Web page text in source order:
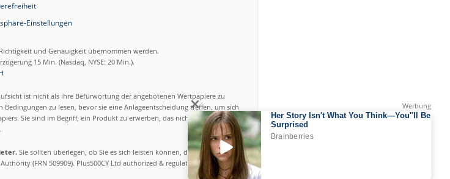
Einstellungen
und Genauigkeit übernommen werden.
15 Min. (Nasdaq, NYSE: 20 Min.).
ist nicht als ihre Befürwortung der angebotenen Wertpapiere zu
zu lesen, bevor sie eine Anlageentscheidung treffen, um sich
Sie sind im Begriff, ein Produkt zu erwerben, das nicht einfach ist und
Sie sollten überlegen, ob Sie es sich leisten können, das hohe Risiko
(FRN 509909). Plus500CY Ltd authorized & regulated by CySEC